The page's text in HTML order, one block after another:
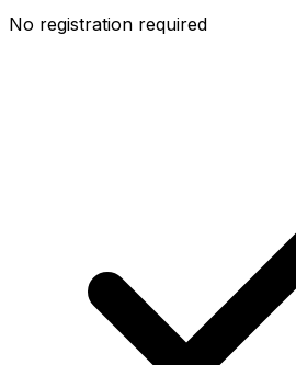
No registration required